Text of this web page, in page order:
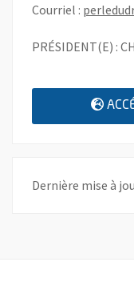
Courriel :
PRÉSIDENT(E) :
Dernière mise à